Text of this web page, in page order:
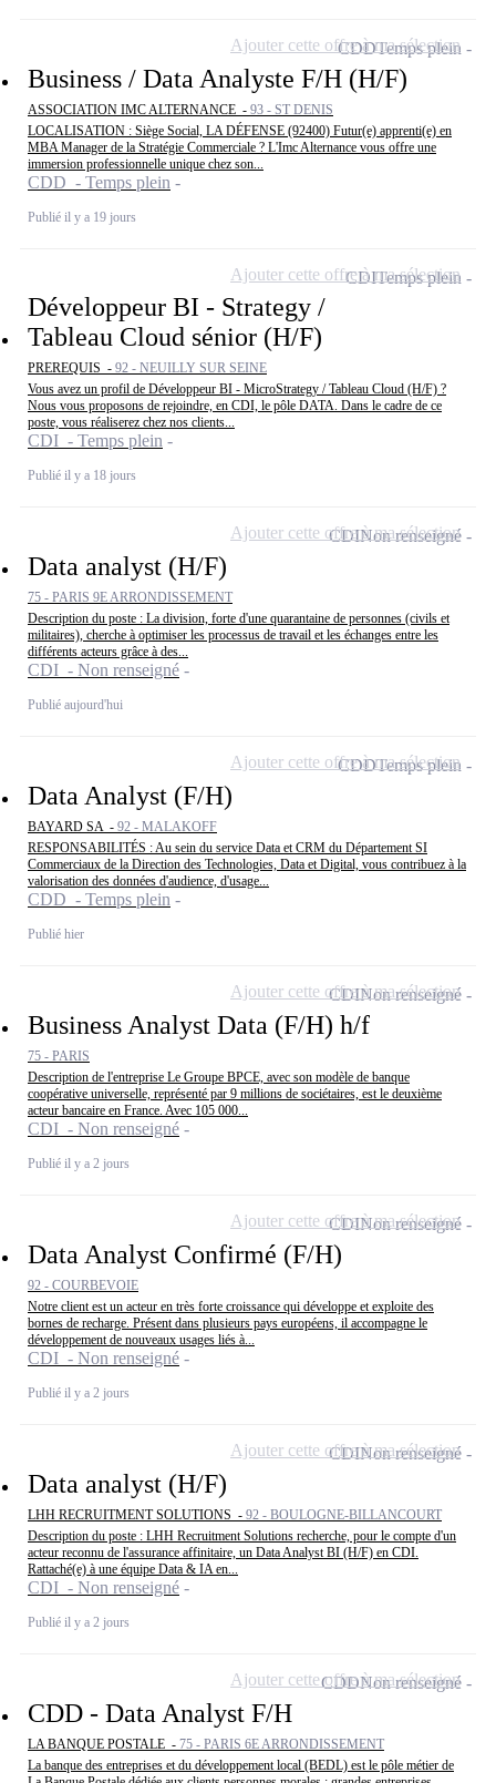
Business / Data Analyste F/H (H/F)
ASSOCIATION IMC ALTERNANCE - 93 - ST DENIS
LOCALISATION : Siège Social, LA DÉFENSE (92400) Futur(e) apprenti(e) en
MBA Manager de la Stratégie Commerciale ? L'Imc Alternance vous offre une
immersion professionnelle unique chez son...
CDD - Temps plein
Publié il y a 19 jours
CDDTemps plein
Ajouter cette offre à ma sélection
Développeur BI - Strategy /
Tableau Cloud sénior (H/F)
PREREQUIS - 92 - NEUILLY SUR SEINE
Vous avez un profil de Développeur BI - MicroStrategy / Tableau Cloud (H/F) ?
Nous vous proposons de rejoindre, en CDI, le pôle DATA. Dans le cadre de ce
poste, vous réaliserez chez nos clients...
CDI - Temps plein
Publié il y a 18 jours
CDITemps plein
Ajouter cette offre à ma sélection
Data analyst (H/F)
75 - PARIS 9E ARRONDISSEMENT
Description du poste : La division, forte d'une quarantaine de personnes (civils et
militaires), cherche à optimiser les processus de travail et les échanges entre les
différents acteurs grâce à des...
CDI - Non renseigné
Publié aujourd'hui
CDINon renseigné
Ajouter cette offre à ma sélection
Data Analyst (F/H)
BAYARD SA - 92 - MALAKOFF
RESPONSABILITÉS : Au sein du service Data et CRM du Département SI
Commerciaux de la Direction des Technologies, Data et Digital, vous contribuez à la
valorisation des données d'audience, d'usage...
CDD - Temps plein
Publié hier
CDDTemps plein
Ajouter cette offre à ma sélection
Business Analyst Data (F/H) h/f
75 - PARIS
Description de l'entreprise Le Groupe BPCE, avec son modèle de banque
coopérative universelle, représenté par 9 millions de sociétaires, est le deuxième
acteur bancaire en France. Avec 105 000...
CDI - Non renseigné
Publié il y a 2 jours
CDINon renseigné
Ajouter cette offre à ma sélection
Data Analyst Confirmé (F/H)
92 - COURBEVOIE
Notre client est un acteur en très forte croissance qui développe et exploite des
bornes de recharge. Présent dans plusieurs pays européens, il accompagne le
développement de nouveaux usages liés à...
CDI - Non renseigné
Publié il y a 2 jours
CDINon renseigné
Ajouter cette offre à ma sélection
Data analyst (H/F)
LHH RECRUITMENT SOLUTIONS - 92 - BOULOGNE-BILLANCOURT
Description du poste : LHH Recruitment Solutions recherche, pour le compte d'un
acteur reconnu de l'assurance affinitaire, un Data Analyst BI (H/F) en CDI.
Rattaché(e) à une équipe Data & IA en...
CDI - Non renseigné
Publié il y a 2 jours
CDINon renseigné
Ajouter cette offre à ma sélection
CDD - Data Analyst F/H
LA BANQUE POSTALE - 75 - PARIS 6E ARRONDISSEMENT
La banque des entreprises et du développement local (BEDL) est le pôle métier de
CDDNon renseigné
Ajouter cette offre à ma sélection